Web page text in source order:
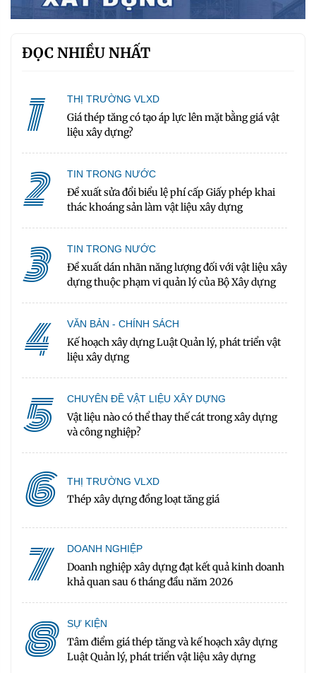
ĐỌC NHIỀU NHẤT
1 THỊ TRƯỜNG VLXD
Giá thép tăng có tạo áp lực lên mặt bằng giá vật
liệu xây dựng?
2 TIN TRONG NƯỚC
Đề xuất sửa đổi biểu lệ phí cấp Giấy phép khai
thác khoáng sản làm vật liệu xây dựng
3 TIN TRONG NƯỚC
Đề xuất dán nhãn năng lượng đối với vật liệu xây
dựng thuộc phạm vi quản lý của Bộ Xây dựng
4 VĂN BẢN - CHÍNH SÁCH
Kế hoạch xây dựng Luật Quản lý, phát triển vật
liệu xây dựng
5 CHUYÊN ĐỀ VẬT LIỆU XÂY DỰNG
Vật liệu nào có thể thay thế cát trong xây dựng
và công nghiệp?
6 THỊ TRƯỜNG VLXD
Thép xây dựng đồng loạt tăng giá
7 DOANH NGHIỆP
Doanh nghiệp xây dựng đạt kết quả kinh doanh
khả quan sau 6 tháng đầu năm 2026
8 SỰ KIỆN
Tâm điểm giá thép tăng và kế hoạch xây dựng
Luật Quản lý, phát triển vật liệu xây dựng